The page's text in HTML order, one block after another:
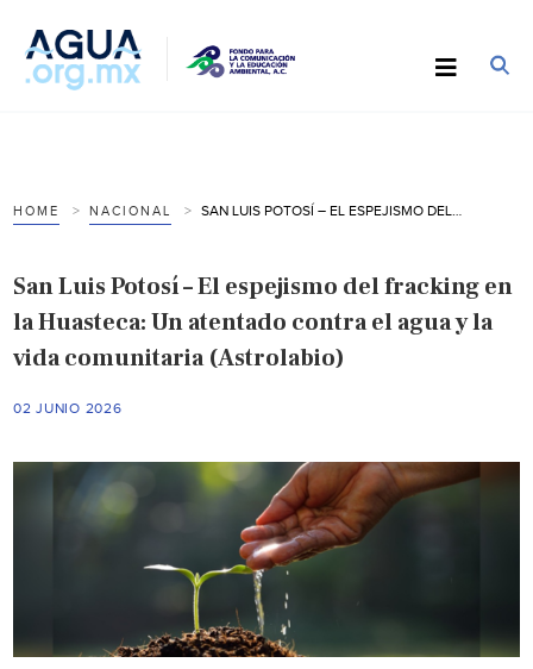
HOME NACIONAL
San Luis Potosí – El espejismo del fracking en
la Huasteca: Un atentado contra el agua y la
vida comunitaria (Astrolabio)
02 JUNIO 2026